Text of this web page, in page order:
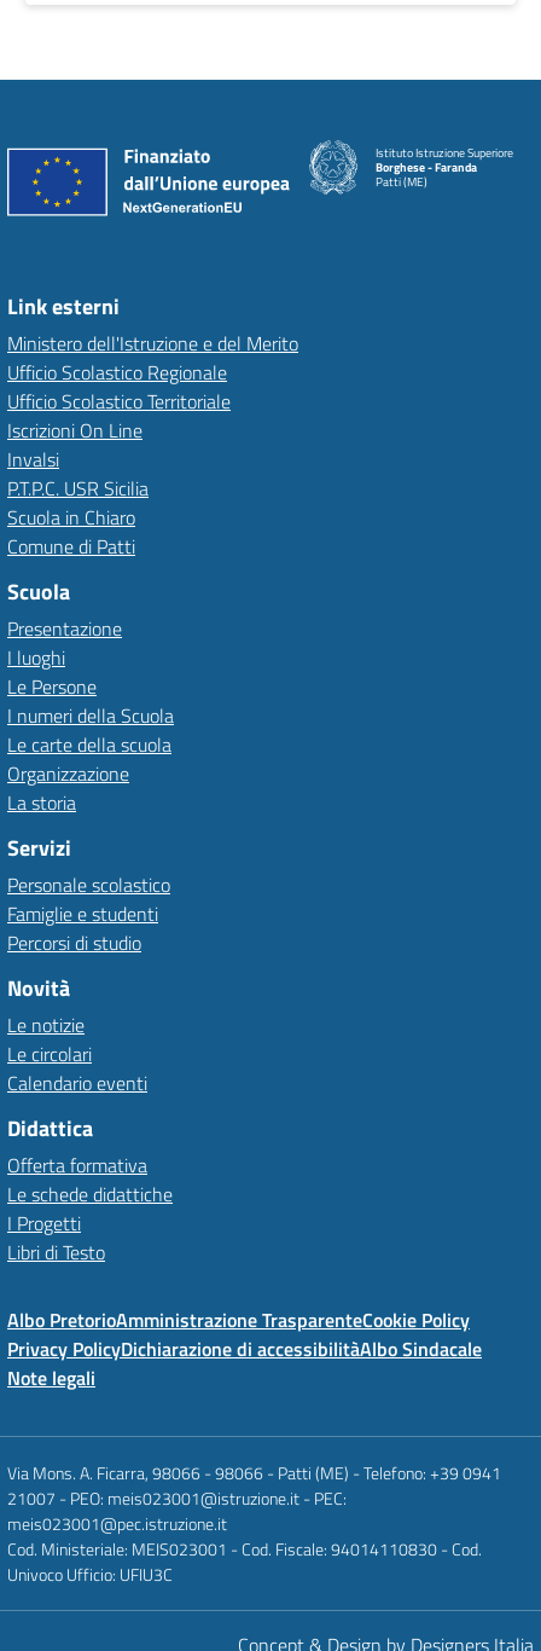
Istituto Istruzione Superiore
Borghese - Faranda
Patti (ME)
Link esterni
Ministero dell'Istruzione e del Merito
Ufficio Scolastico Regionale
Ufficio Scolastico Territoriale
Iscrizioni On Line
Invalsi
P.T.P.C. USR Sicilia
Scuola in Chiaro
Comune di Patti
Scuola
Presentazione
I luoghi
Le Persone
I numeri della Scuola
Le carte della scuola
Organizzazione
La storia
Servizi
Personale scolastico
Famiglie e studenti
Percorsi di studio
Novità
Le notizie
Le circolari
Calendario eventi
Didattica
Offerta formativa
Le schede didattiche
I Progetti
Libri di Testo
Albo PretorioAmministrazione TrasparenteCookie Policy
Privacy PolicyDichiarazione di accessibilitàAlbo Sindacale
Note legali
Via Mons. A. Ficarra, 98066 - 98066 - Patti (ME) - Telefono: +39 0941
21007 - PEO: meis023001@istruzione.it - PEC:
meis023001@pec.istruzione.it
Cod. Ministeriale: MEIS023001 - Cod. Fiscale: 94014110830 - Cod.
Univoco Ufficio: UFIU3C
Concept & Design by Designers Italia